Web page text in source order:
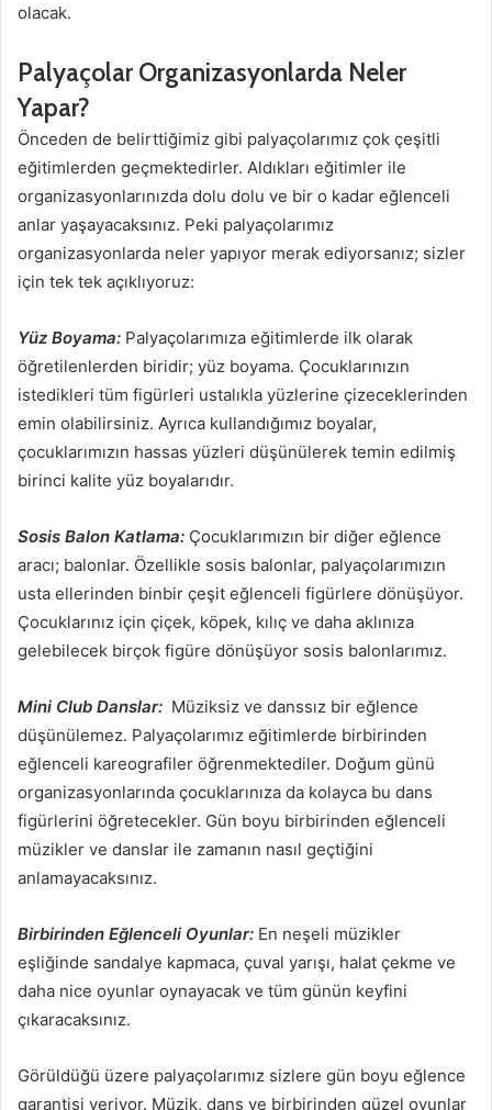
olacak.
Palyaçolar Organizasyonlarda Neler
Yapar?
Önceden de belirttiğimiz gibi palyaçolarımız çok çeşitli
eğitimlerden geçmektedirler. Aldıkları eğitimler ile
organizasyonlarınızda dolu dolu ve bir o kadar eğlenceli
anlar yaşayacaksınız. Peki palyaçolarımız
organizasyonlarda neler yapıyor merak ediyorsanız; sizler
için tek tek açıklıyoruz:
Yüz Boyama: Palyaçolarımıza eğitimlerde ilk olarak
öğretilenlerden biridir; yüz boyama. Çocuklarınızın
istedikleri tüm figürleri ustalıkla yüzlerine çizeceklerinden
emin olabilirsiniz. Ayrıca kullandığımız boyalar,
çocuklarımızın hassas yüzleri düşünülerek temin edilmiş
birinci kalite yüz boyalarıdır.
Sosis Balon Katlama: Çocuklarımızın bir diğer eğlence
aracı; balonlar. Özellikle sosis balonlar, palyaçolarımızın
usta ellerinden binbir çeşit eğlenceli figürlere dönüşüyor.
Çocuklarınız için çiçek, köpek, kılıç ve daha aklınıza
gelebilecek birçok figüre dönüşüyor sosis balonlarımız.
Mini Club Danslar: Müziksiz ve danssız bir eğlence
düşünülemez. Palyaçolarımız eğitimlerde birbirinden
eğlenceli kareografiler öğrenmektediler. Doğum günü
organizasyonlarında çocuklarınıza da kolayca bu dans
figürlerini öğretecekler. Gün boyu birbirinden eğlenceli
müzikler ve danslar ile zamanın nasıl geçtiğini
anlamayacaksınız.
Birbirinden Eğlenceli Oyunlar: En neşeli müzikler
eşliğinde sandalye kapmaca, çuval yarışı, halat çekme ve
daha nice oyunlar oynayacak ve tüm günün keyfini
çıkaracaksınız.
Görüldüğü üzere palyaçolarımız sizlere gün boyu eğlence
garantisi veriyor. Müzik, dans ve birbirinden güzel oyunlar